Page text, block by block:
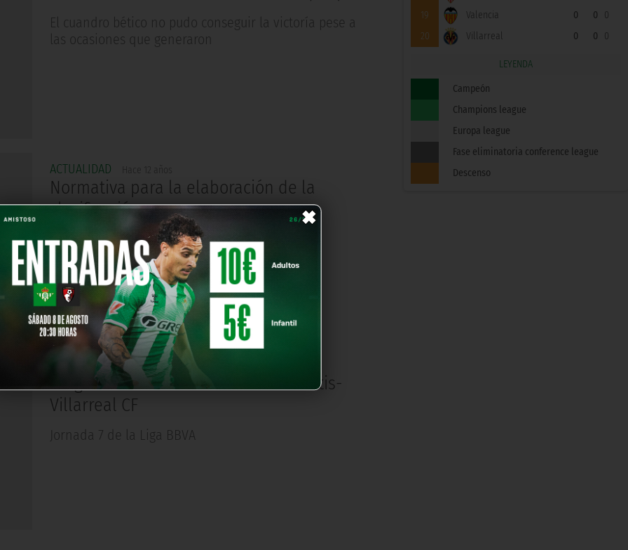
×
19 Valencia 0 0
0
20
Villarreal 0 0 0
LEYENDA
Campeón
Champions league
Europa league
Fase eliminatoria conference league
Descenso
El cuandro bético no pudo conseguir la victoría pese a
las ocasiones que generaron
ACTUALIDAD Hace 12 años
Normativa para la elaboración de la
clasificación
Liga de Fútbol Profesional
ACTUALIDAD Hace 12 años
Delgado Ferreiro arbitrará el Real Betis-
Villarreal CF
Jornada 7 de la Liga BBVA